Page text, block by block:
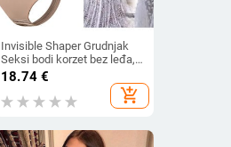
Invisible Shaper Grudnjak
Seksi bodi korzet bez leđa,
duboki V-izrez U tange u
struku Prozirna naramenica
Podstavljena Push Up
18.74 €
add_shopping_cart